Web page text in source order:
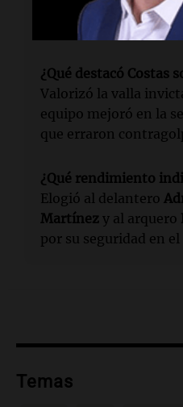
Racingganó 1-0 a
cuartos de final.
¿Qué destacó Costas
Valorizó la valla
equipo mejoró en la
que erraron
¿Qué rendimiento
Elogió al delantero
Martínez y al arquero
por su seguridad en el
Temas